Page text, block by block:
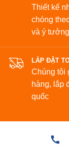
Thiết kế
chóng
và ý
LẮP ĐẶT
Chúng tôi
hàng, lắp
quốc